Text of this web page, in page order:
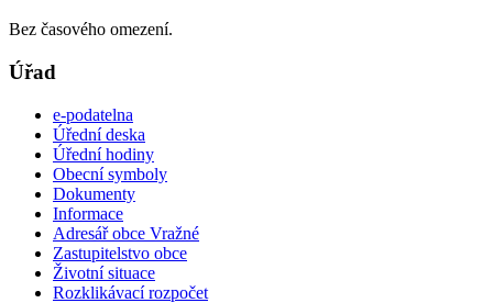
Bez časového omezení.
Úřad
e-podatelna
Úřední deska
Úřední hodiny
Obecní symboly
Dokumenty
Informace
Adresář obce Vražné
Zastupitelstvo obce
Životní situace
Rozklikávací rozpočet